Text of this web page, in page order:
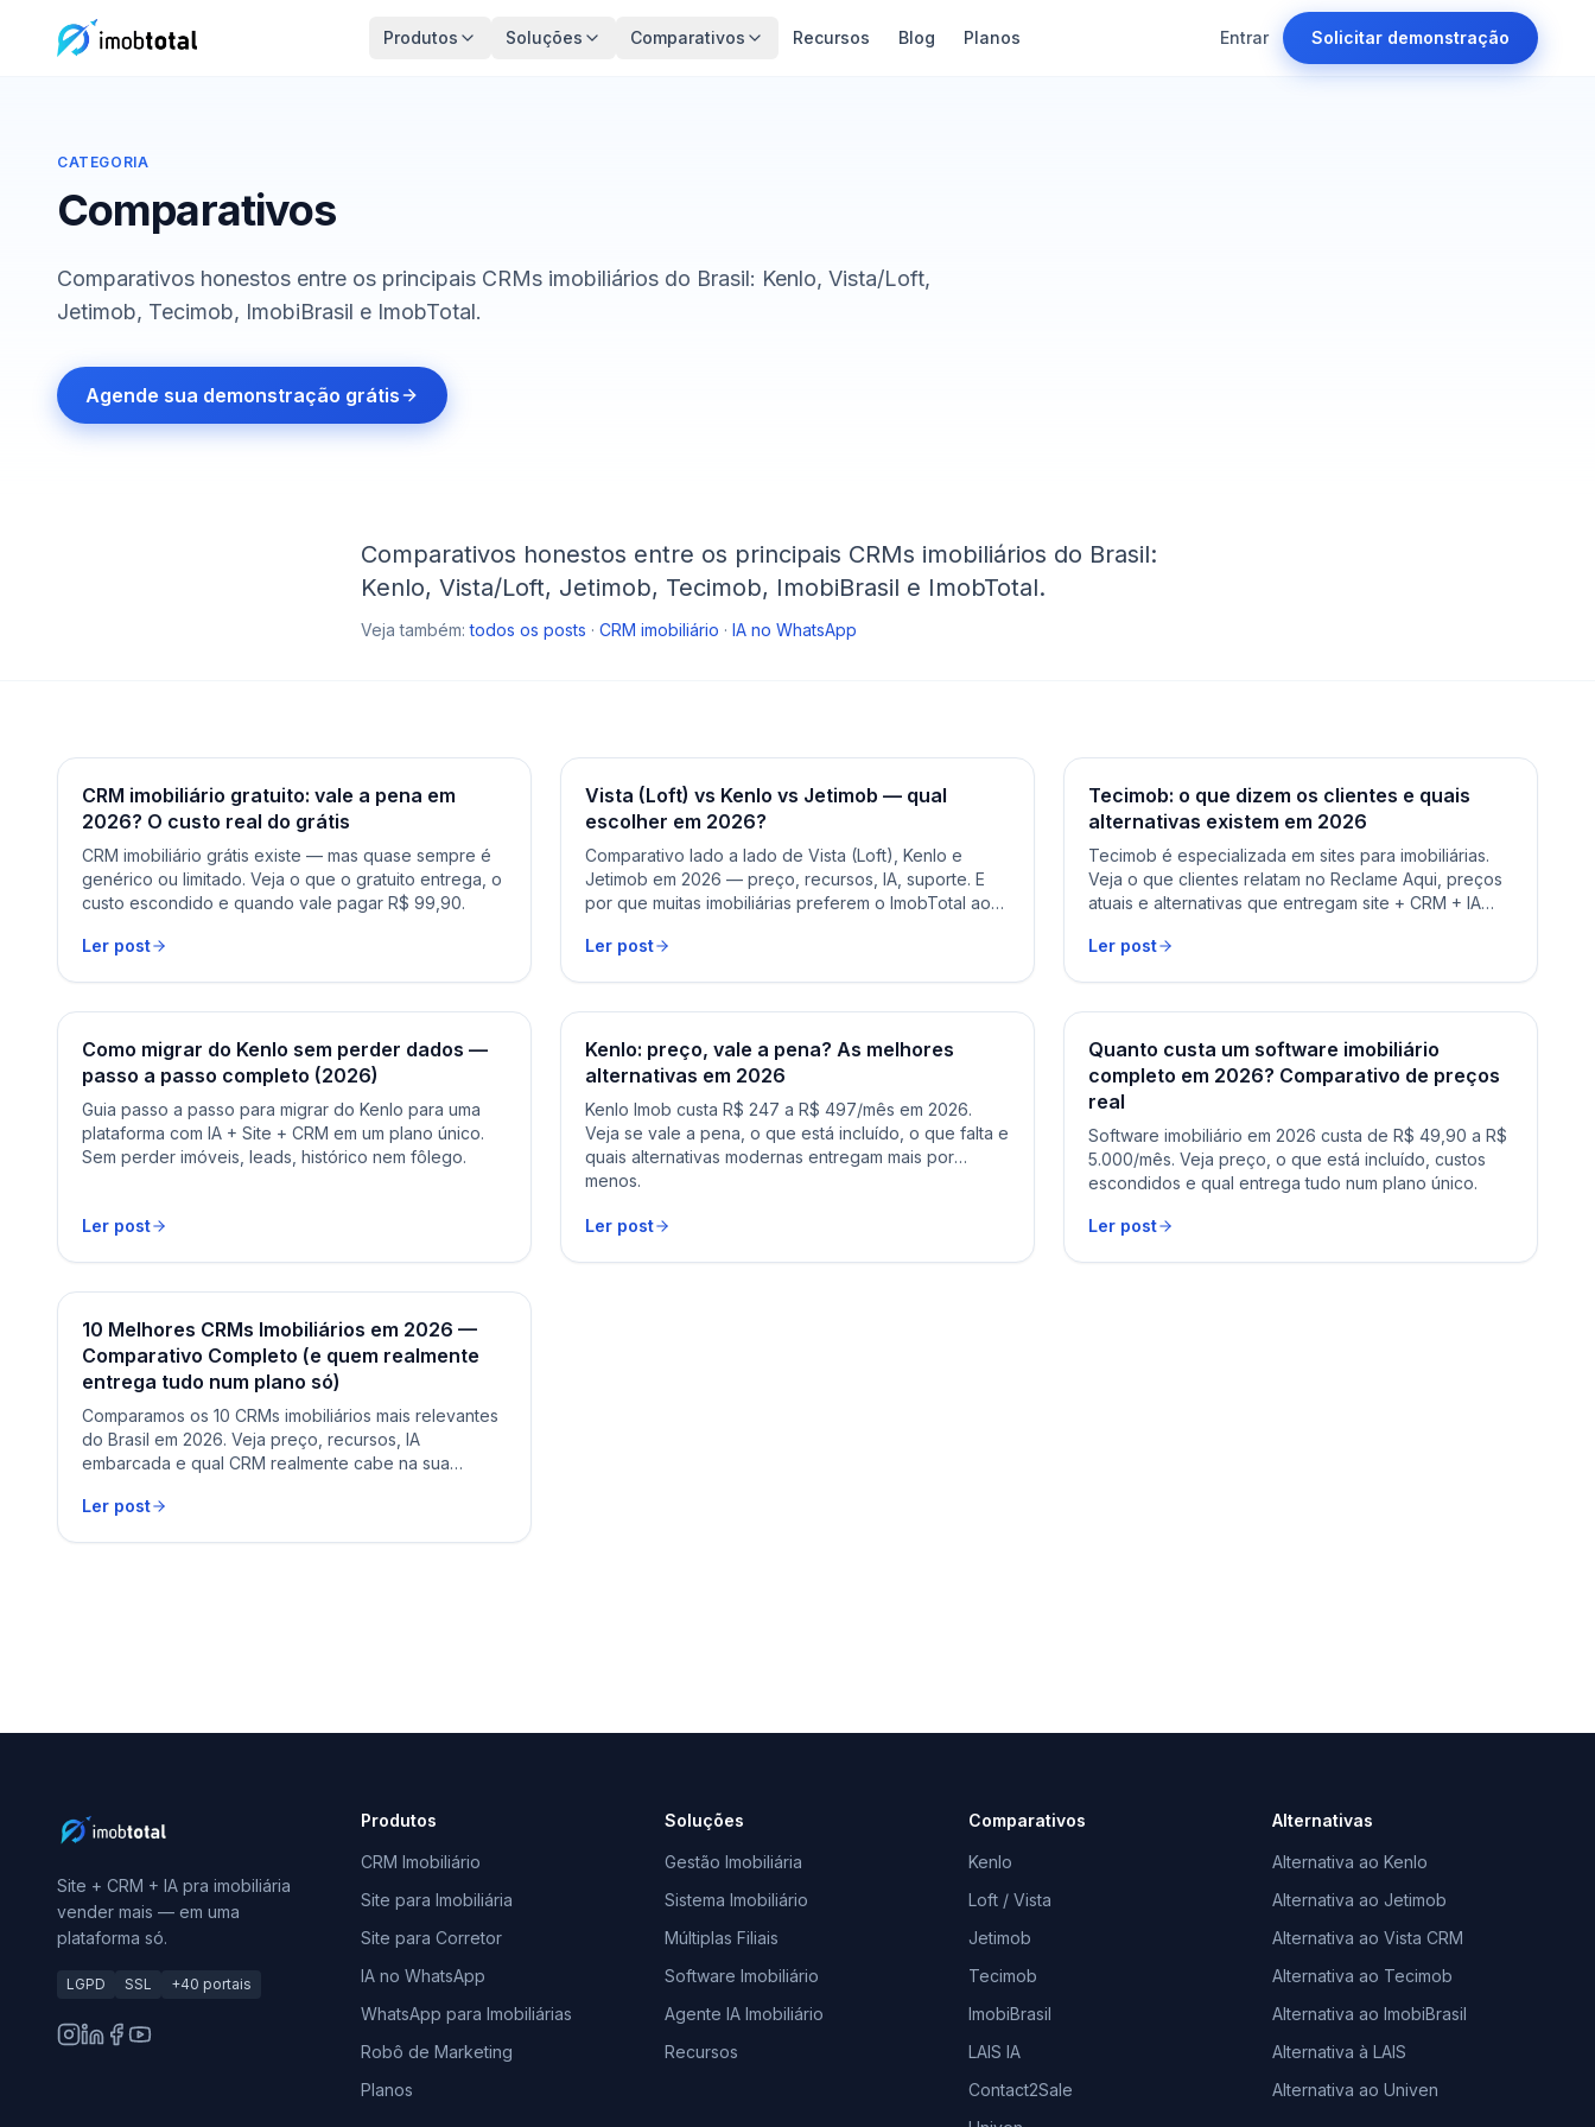
Produtos Soluções Comparativos Recursos Blog Planos Entrar Solicitar demonstração
CATEGORIA
Comparativos
Comparativos honestos entre os principais CRMs imobiliários do Brasil: Kenlo, Vista/Loft,
Jetimob, Tecimob, ImobiBrasil e ImobTotal.
Agende sua demonstração grátis
Comparativos honestos entre os principais CRMs imobiliários do Brasil:
Kenlo, Vista/Loft, Jetimob, Tecimob, ImobiBrasil e ImobTotal.
Veja também: todos os posts · CRM imobiliário · IA no WhatsApp
CRM imobiliário gratuito: vale a pena em
2026? O custo real do grátis
CRM imobiliário grátis existe — mas quase sempre é
genérico ou limitado. Veja o que o gratuito entrega, o
custo escondido e quando vale pagar R$ 99,90.
Ler post
Vista (Loft) vs Kenlo vs Jetimob — qual
escolher em 2026?
Comparativo lado a lado de Vista (Loft), Kenlo e
Jetimob em 2026 — preço, recursos, IA, suporte. E
por que muitas imobiliárias preferem o ImobTotal aos
Ler post
Tecimob: o que dizem os clientes e quais
alternativas existem em 2026
Tecimob é especializada em sites para imobiliárias.
Veja o que clientes relatam no Reclame Aqui, preços
atuais e alternativas que entregam site + CRM + IA
Ler post
Como migrar do Kenlo sem perder dados —
passo a passo completo (2026)
Guia passo a passo para migrar do Kenlo para uma
plataforma com IA + Site + CRM em um plano único.
Sem perder imóveis, leads, histórico nem fôlego.
Ler post
Kenlo: preço, vale a pena? As melhores
alternativas em 2026
Kenlo Imob custa R$ 247 a R$ 497/mês em 2026.
Veja se vale a pena, o que está incluído, o que falta e
quais alternativas modernas entregam mais por
menos.
Ler post
Quanto custa um software imobiliário
completo em 2026? Comparativo de preços
real
Software imobiliário em 2026 custa de R$ 49,90 a R$
5.000/mês. Veja preço, o que está incluído, custos
escondidos e qual entrega tudo num plano único.
Ler post
10 Melhores CRMs Imobiliários em 2026 —
Comparativo Completo (e quem realmente
entrega tudo num plano só)
Comparamos os 10 CRMs imobiliários mais relevantes
do Brasil em 2026. Veja preço, recursos, IA
embarcada e qual CRM realmente cabe na sua
Ler post
Site + CRM + IA pra imobiliária
vender mais — em uma
plataforma só.
LGPD SSL +40 portais
Produtos
CRM Imobiliário
Site para Imobiliária
Site para Corretor
IA no WhatsApp
WhatsApp para Imobiliárias
Robô de Marketing
Planos
Soluções
Gestão Imobiliária
Sistema Imobiliário
Múltiplas Filiais
Software Imobiliário
Agente IA Imobiliário
Recursos
Comparativos
Kenlo
Loft / Vista
Jetimob
Tecimob
ImobiBrasil
LAIS IA
Contact2Sale
Alternativas
Alternativa ao Kenlo
Alternativa ao Jetimob
Alternativa ao Vista CRM
Alternativa ao Tecimob
Alternativa ao ImobiBrasil
Alternativa à LAIS
Alternativa ao Univen